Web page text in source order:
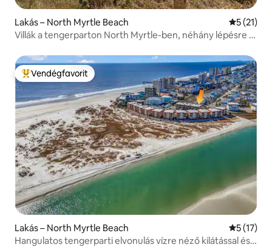
Lakás – North Myrtle Beach Átlagos
5 (21)
Villák a tengerparton North Myrtle-ben, néhány lépésre a
Kiemelt vendégfavorit
Vendégfavorit
Lakás – North Myrtle Beach Átlagos
5 (17)
Hangulatos tengerparti elvonulás vízre néző kilátással és